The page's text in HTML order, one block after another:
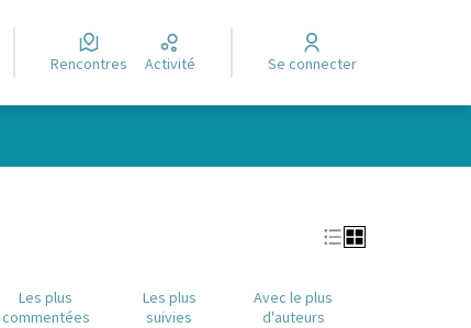
Rencontres Activité Se connecter
Les plus
commentées
Les plus
suivies
Avec le plus
d'auteurs